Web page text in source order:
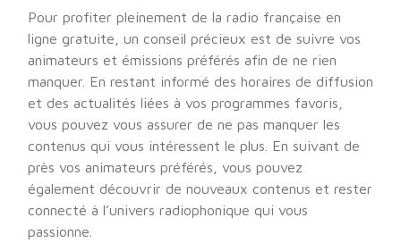
Pour profiter pleinement de la radio française en
ligne gratuite, un conseil précieux est de suivre vos
animateurs et émissions préférés afin de ne rien
manquer. En restant informé des horaires de diffusion
et des actualités liées à vos programmes favoris,
vous pouvez vous assurer de ne pas manquer les
contenus qui vous intéressent le plus. En suivant de
près vos animateurs préférés, vous pouvez
également découvrir de nouveaux contenus et rester
connecté à l’univers radiophonique qui vous
passionne.